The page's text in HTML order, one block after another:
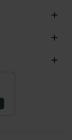


